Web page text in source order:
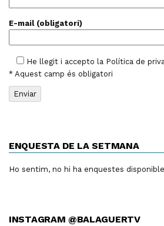
E-mail (obligatori)
He llegit i accepto la Política de
* Aquest camp és obligatori
ENQUESTA DE LA SETMANA
Ho sentim, no hi ha enquestes
INSTAGRAM @BALAGUERTV